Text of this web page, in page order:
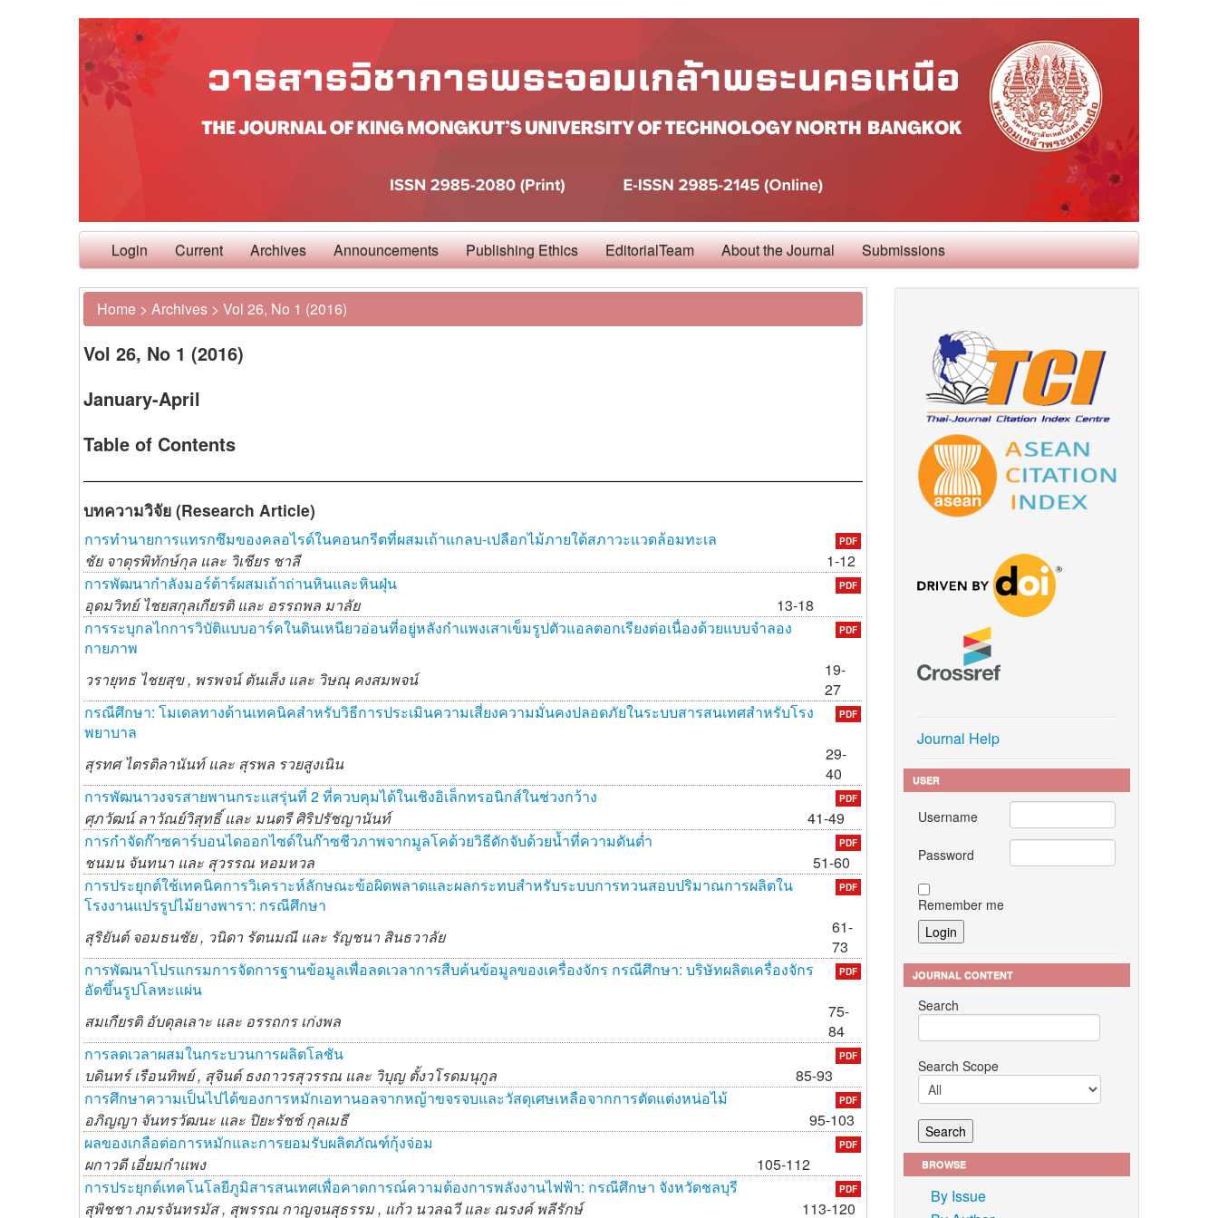
Login Current Archives Announcements Publishing Ethics EditorialTeam About the Journal Submissions
Home > Archives > Vol 26, No 1 (2016)
Vol 26, No 1 (2016)
January-April
Table of Contents
บทความวิจัย (Research Article)
การทำนายการแทรกซึมของคลอไรด์ในคอนกรีตที่ผสมเถ้าแกลบ-เปลือกไม้ภายใต้สภาวะแวดล้อมทะเล PDF
ชัย จาตุรพิทักษ์กุล และ วิเชียร ชาลี
1-12
การพัฒนากำลังมอร์ต้าร์ผสมเถ้าถ่านหินและหินฝุ่น
PDF
อุดมวิทย์ ไชยสกุลเกียรติ และ อรรถพล มาลัย
13-18
การระบุกลไกการวิบัติแบบอาร์คในดินเหนียวอ่อนที่อยู่หลังกำแพงเสาเข็มรูปตัวแอลตอกเรียงต่อเนื่องด้วยแบบจำลอง
กายภาพ
PDF
วรายุทธ ไชยสุข , พรพจน์ ตันเส็ง และ วิษณุ คงสมพจน์
19-
27
กรณีศึกษา: โมเดลทางด้านเทคนิคสำหรับวิธีการประเมินความเสี่ยงความมั่นคงปลอดภัยในระบบสารสนเทศสำหรับโรง
พยาบาล
PDF
สุรทศ ไตรติลานันท์ และ สุรพล รวยสูงเนิน
29-
40
การพัฒนาวงจรสายพานกระแสรุ่นที่ 2 ที่ควบคุมได้ในเชิงอิเล็กทรอนิกส์ในช่วงกว้าง
PDF
ศุภวัฒน์ ลาวัณย์วิสุทธิ์ และ มนตรี ศิริปรัชญานันท์
41-49
การกำจัดก๊าซคาร์บอนไดออกไซด์ในก๊าซชีวภาพจากมูลโคด้วยวิธีดักจับด้วยน้ำที่ความดันต่ำ
PDF
ชนมน จันทนา และ สุวรรณ หอมหวล
51-60
การประยุกต์ใช้เทคนิคการวิเคราะห์ลักษณะข้อผิดพลาดและผลกระทบสำหรับระบบการทวนสอบปริมาณการผลิตใน
โรงงานแปรรูปไม้ยางพารา: กรณีศึกษา
PDF
สุริยันต์ จอมธนชัย , วนิดา รัตนมณี และ รัญชนา สินธวาลัย
61-
73
การพัฒนาโปรแกรมการจัดการฐานข้อมูลเพื่อลดเวลาการสืบค้นข้อมูลของเครื่องจักร กรณีศึกษา: บริษัทผลิตเครื่องจักร
อัดขึ้นรูปโลหะแผ่น
PDF
สมเกียรติ อับดุลเลาะ และ อรรถกร เก่งพล
75-
84
การลดเวลาผสมในกระบวนการผลิตโลชัน
PDF
บดินทร์ เรือนทิพย์ , สุจินต์ ธงถาวรสุวรรณ และ วิบุญ ตั้งวโรดมนุกูล
85-93
การศึกษาความเป็นไปได้ของการหมักเอทานอลจากหญ้าขจรจบและวัสดุเศษเหลือจากการตัดแต่งหน่อไม้
PDF
อภิญญา จันทรวัฒนะ และ ปิยะรัชช์ กุลเมธี
95-103
ผลของเกลือต่อการหมักและการยอมรับผลิตภัณฑ์กุ้งจ่อม
PDF
ผกาวดี เอี่ยมกำแพง
105-112
การประยุกต์เทคโนโลยีภูมิสารสนเทศเพื่อคาดการณ์ความต้องการพลังงานไฟฟ้า: กรณีศึกษา จังหวัดชลบุรี
PDF
สุพิชชา ภมรจันทรมัส , สุพรรณ กาญจนสุธรรม , แก้ว นวลฉวี และ ณรงค์ พลีรักษ์ 113-120
Journal Help
USER
Username
Password
Remember me
JOURNAL CONTENT
Search
Search Scope
BROWSE
By Issue